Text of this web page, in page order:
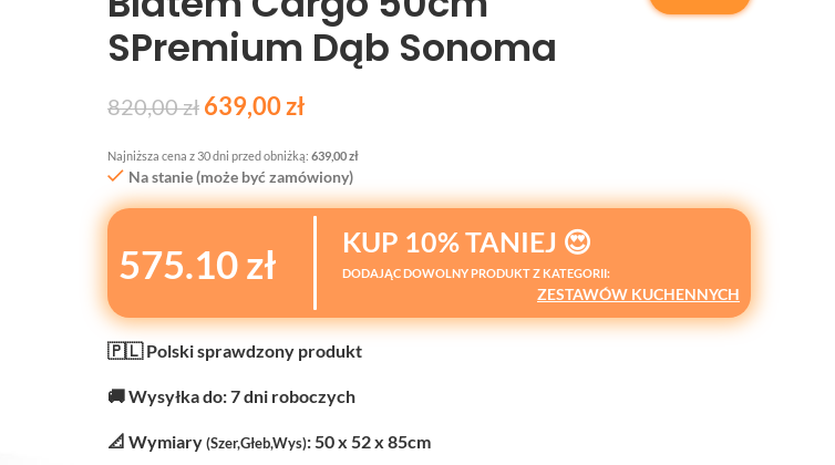
SPremium Dąb Sonoma
820,00zł 639,00zł
Najniższa cena z 30 dni przed obniżką: 639,00zł
Na stanie (może być zamówiony)
575.10 zł KUP 10% TANIEJ 😍
DODAJĄC DOWOLNY PRODUKT Z KATEGORII:
ZESTAWÓW KUCHENNYCH
🇵🇱 Polski sprawdzony produkt
🚚 Wysyłka do: 7 dni roboczych
📐 Wymiary(Szer,Głeb,Wys): 50 x 52 x 85cm